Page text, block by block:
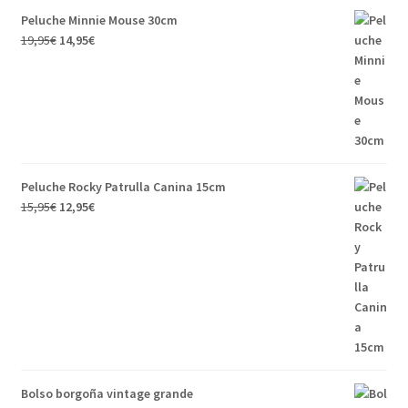
Peluche Minnie Mouse 30cm
19,95€ El
14,95€El
Peluche Rocky Patrulla Canina 15cm
15,95€ El
12,95€El
Bolso borgoña vintage grande